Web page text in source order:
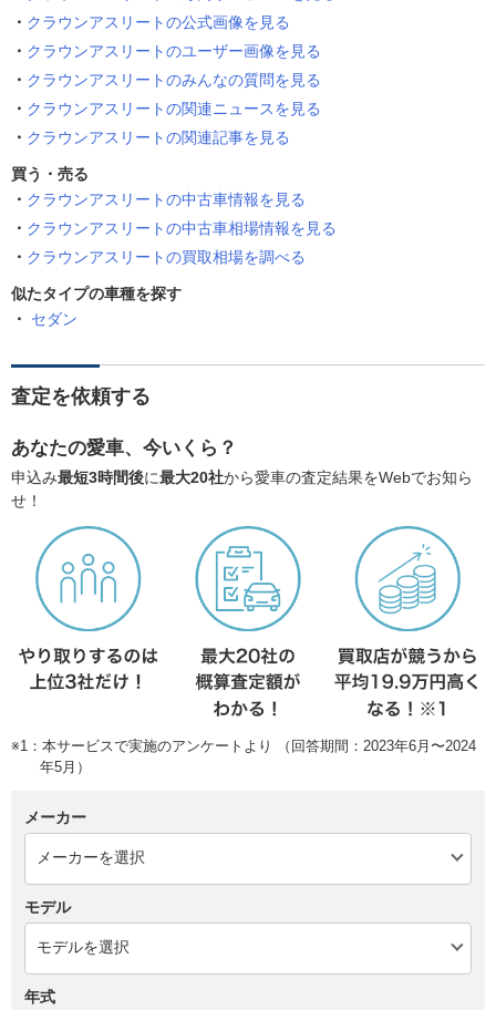
クラウンアスリートの公式画像を見る
クラウンアスリートのユーザー画像を見る
クラウンアスリートのみんなの質問を見る
クラウンアスリートの関連ニュースを見る
クラウンアスリートの関連記事を見る
買う・売る
クラウンアスリートの中古車情報を見る
クラウンアスリートの中古車相場情報を見る
クラウンアスリートの買取相場を調べる
似たタイプの車種を探す
セダン
査定を依頼する
あなたの愛車、今いくら？
申込み最短3時間後に最大20社から愛車の査定結果をWebでお知ら
せ！
※1：本サービスで実施のアンケートより （回答期間：2023年6月〜2024
年5月）
メーカー
モデル
年式